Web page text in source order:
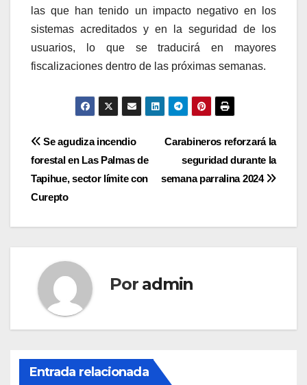
las que han tenido un impacto negativo en los
sistemas acreditados y en la seguridad de los
usuarios, lo que se traducirá en mayores
fiscalizaciones dentro de las próximas semanas.
Navegación
de
entradas
Carabineros reforzará la
seguridad durante la
semana parralina 2024
Se agudiza incendio
forestal en Las Palmas de
Tapihue, sector límite con
Curepto
Por admin
Entrada relacionada